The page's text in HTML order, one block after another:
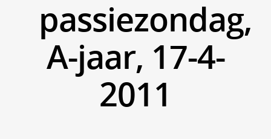
passiezondag,
A-jaar, 17-4-
2011